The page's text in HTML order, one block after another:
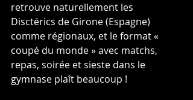
retrouve naturellement les
Disctérics de Girone (Espagne)
comme régionaux, et le format «
coupé du monde » avec matchs,
repas, soirée et sieste dans le
gymnase plaît beaucoup !